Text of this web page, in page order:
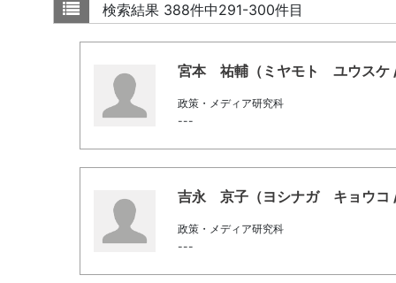
検索結果 388件中291-300件目
宮本 祐輔（ミヤモト ユウスケ
政策・メディア研究科
---
吉永 京子（ヨシナガ キョウコ
政策・メディア研究科
---